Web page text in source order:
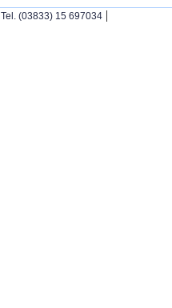
Tel. (03833) 15 697034 |